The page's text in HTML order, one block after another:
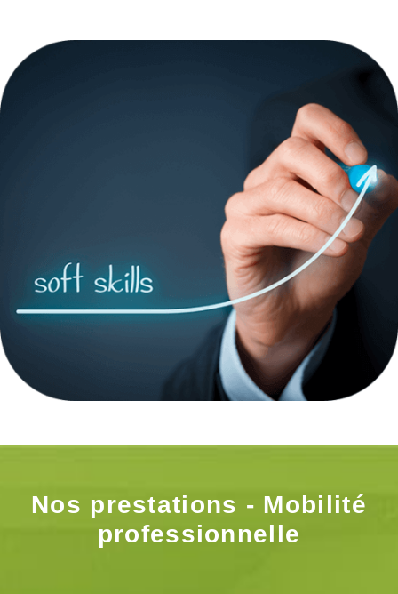
Nos prestations - Mobilité
professionnelle